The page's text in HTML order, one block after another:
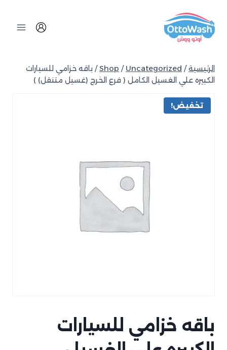
الرئيسية /
Shop / Uncategorized
/ باقه خزامي للسيارات
الكبيره علي الغسيل الكامل ( فرع الخرج (غسيل متنقل) )
تخفيض!
باقه خزامي للسيارات